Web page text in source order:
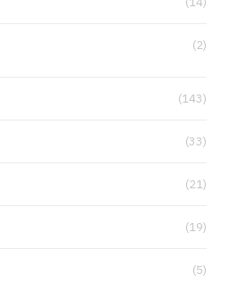
(2)
(143)
(33)
(21)
(19)
(5)